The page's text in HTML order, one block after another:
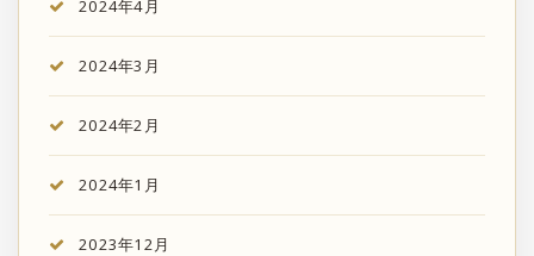
2024年4月
2024年3月
2024年2月
2024年1月
2023年12月